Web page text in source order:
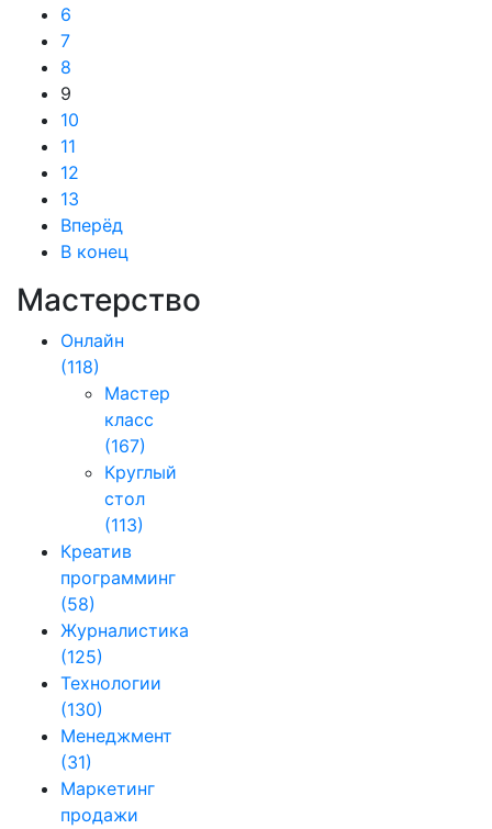
6
7
8
9
10
11
12
13
Вперёд
В конец
Мастерство
Онлайн
(118)
Мастер
класс
(167)
Круглый
стол
(113)
Креатив
программинг
(58)
Журналистика
(125)
Технологии
(130)
Менеджмент
(31)
Маркетинг
продажи